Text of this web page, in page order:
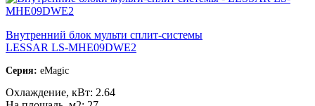
Внутренний блок мульти сплит-системы
LESSAR LS-MHE09DWE2
Серия: eMagic
Охлаждение, кВт: 2.64